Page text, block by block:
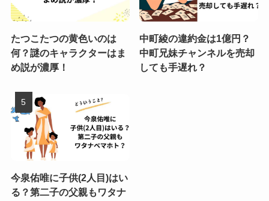
たつこたつの黄色いのは
何？謎のキャラクターはま
め説が濃厚！
中町綾の違約金は1億円？
中町兄妹チャンネルを売却
しても手遅れ？
今泉佑唯に子供(2人目)はい
る？第二子の父親もワタナ